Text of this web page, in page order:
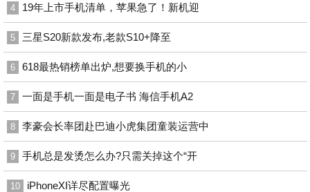
4 19年上市手机清单，苹果急了！新机迎
5 三星S20新款发布,老款S10+降至
6 618最热销榜单出炉,想要换手机的小
7 一面是手机一面是电子书 海信手机A2
8 李豪会长率团赴巴迪小虎集团童装运营中
9 手机总是发烫怎么办?只需关掉这个“开
10 iPhoneXI详尽配置曝光